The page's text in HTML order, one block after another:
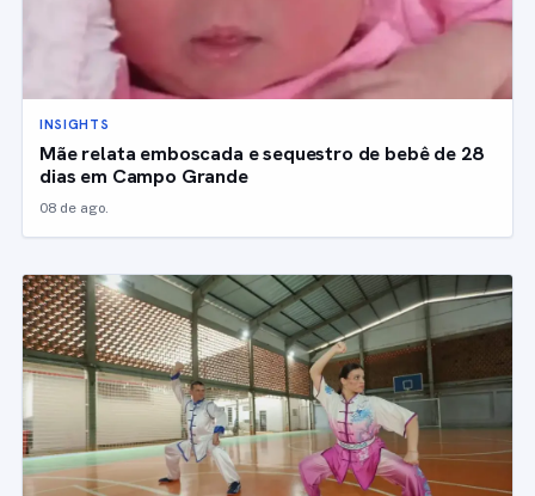
INSIGHTS
Mãe relata emboscada e sequestro de bebê de 28
dias em Campo Grande
08 de ago.